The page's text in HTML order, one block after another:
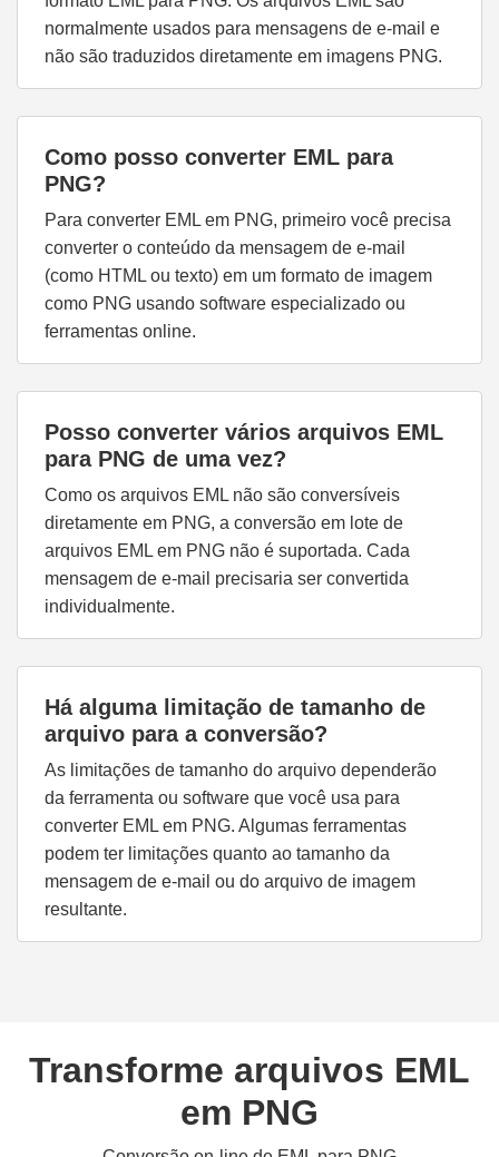
normalmente usados para mensagens de e-mail e
não são traduzidos diretamente em imagens PNG.
Como posso converter EML para
PNG?
Para converter EML em PNG, primeiro você precisa
converter o conteúdo da mensagem de e-mail
(como HTML ou texto) em um formato de imagem
como PNG usando software especializado ou
ferramentas online.
Posso converter vários arquivos EML
para PNG de uma vez?
Como os arquivos EML não são conversíveis
diretamente em PNG, a conversão em lote de
arquivos EML em PNG não é suportada. Cada
mensagem de e-mail precisaria ser convertida
individualmente.
Há alguma limitação de tamanho de
arquivo para a conversão?
As limitações de tamanho do arquivo dependerão
da ferramenta ou software que você usa para
converter EML em PNG. Algumas ferramentas
podem ter limitações quanto ao tamanho da
mensagem de e-mail ou do arquivo de imagem
resultante.
Transforme arquivos EML
em PNG